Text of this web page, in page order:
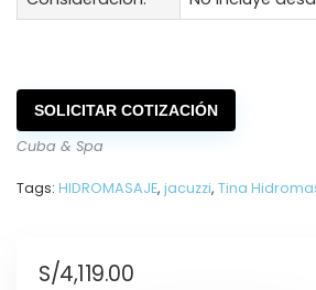
SOLICITAR COTIZACIÓN
Cuba & Spa
Tags: HIDROMASAJE, jacuzzi, Tina
S/4,119.00